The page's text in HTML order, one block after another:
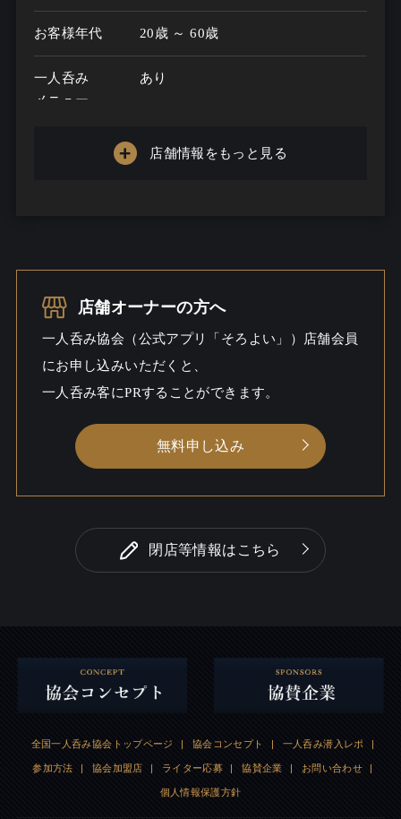
お客様年代 20歳 ～ 60歳
一人呑み
メニュー
あり
50
シーン
店舗情報をもっと見る
店舗オーナーの方へ
一人呑み協会（公式アプリ「そろよい」）店舗会員
にお申し込みいただくと、
一人呑み客にPRすることができます。
無料申し込み
閉店等情報はこちら
全国一人呑み協会トップページ | 協会コンセプト | 一人呑み潜入レポ |
参加方法 | 協会加盟店 | ライター応募 | 協賛企業 | お問い合わせ |
個人情報保護方針